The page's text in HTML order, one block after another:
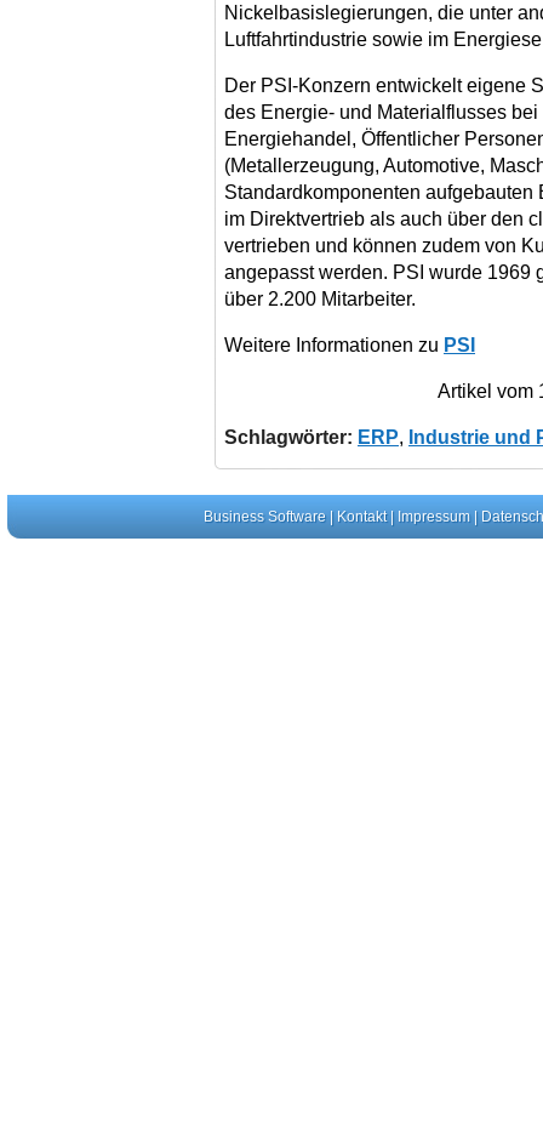
Nickelbasislegierungen, die unter
Luftfahrtindustrie sowie im
Der PSI-Konzern entwickelt eigene
des Energie- und Materialflusses
Energiehandel, Öffentlicher
(Metallerzeugung, Automotive,
Standardkomponenten
im Direktvertrieb als auch über den
vertrieben und können zudem von
angepasst werden. PSI wurde 1969
über 2.200 Mitarbeiter.
Weitere Informationen zu PSI
Artikel vom
Schlagwörter: ERP, Industrie und
Business Software| Kontakt| Impressum|